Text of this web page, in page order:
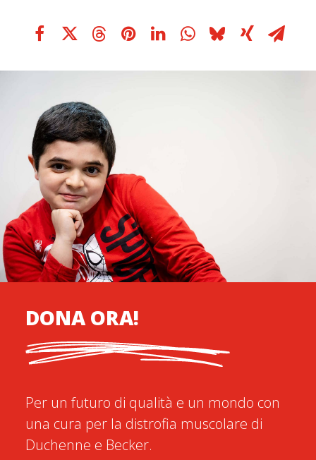
DONA ORA!
Per un futuro di qualità e un mondo con
una cura per la distrofia muscolare di
Duchenne e Becker.